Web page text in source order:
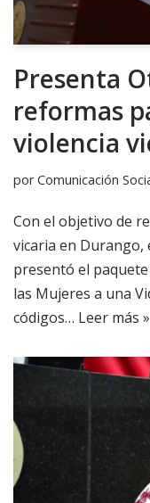
Presenta
reformas
violencia
porComunicación
Con el objetivo de
vicaria en Durango,
presentó el paquete
las Mujeres a una
códigos… Leer más »